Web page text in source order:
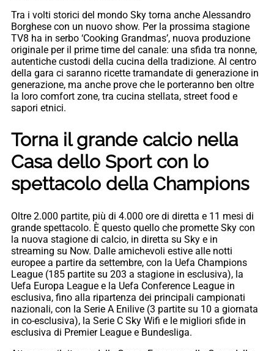
Tra i volti storici del mondo Sky torna anche Alessandro
Borghese con un nuovo show. Per la prossima stagione
TV8 ha in serbo ‘Cooking Grandmas’, nuova produzione
originale per il prime time del canale: una sfida tra nonne,
autentiche custodi della cucina della tradizione. Al centro
della gara ci saranno ricette tramandate di generazione in
generazione, ma anche prove che le porteranno ben oltre
la loro comfort zone, tra cucina stellata, street food e
sapori etnici.
Torna il grande calcio nella
Casa dello Sport con lo
spettacolo della Champions
Oltre 2.000 partite, più di 4.000 ore di diretta e 11 mesi di
grande spettacolo. È questo quello che promette Sky con
la nuova stagione di calcio, in diretta su Sky e in
streaming su Now. Dalle amichevoli estive alle notti
europee a partire da settembre, con la Uefa Champions
League (185 partite su 203 a stagione in esclusiva), la
Uefa Europa League e la Uefa Conference League in
esclusiva, fino alla ripartenza dei principali campionati
nazionali, con la Serie A Enilive (3 partite su 10 a giornata
in co-esclusiva), la Serie C Sky Wifi e le migliori sfide in
esclusiva di Premier League e Bundesliga.